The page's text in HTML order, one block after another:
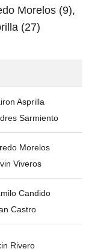
Morelos (9),
(27)
Asprilla
Sarmiento
Morelos
Viveros
Candido
Castro
Rivero